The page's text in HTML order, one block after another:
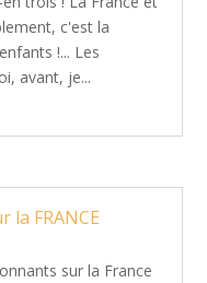
c'est la
!... Les
avant, je...
FRANCE
sur la France